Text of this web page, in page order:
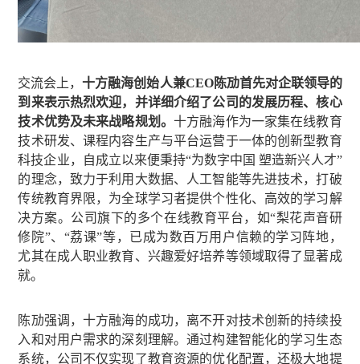
交流会上，十方融海创始人兼CEO陈劢首先对企联领导的
到来表示热烈欢迎，并详细介绍了公司的发展历程、核心
技术优势及未来战略规划。 十方融海作为一家集在线教育
技术研发、课程内容生产与平台运营于一体的创新型教育
科技企业，自成立以来便秉持“为数字中国 塑造新兴人才”
的理念，致力于利用大数据、人工智能等先进技术，打破
传统教育界限，为全球学习者提供个性化、高效的学习解
决方案。公司旗下的多个在线教育平台，如“梨花声音研
修院”、“荔课”等，已成为数百万用户信赖的学习阵地，
尤其在成人职业教育、兴趣爱好培养等领域取得了显著成
就。
陈劢强调，十方融海的成功，离不开对技术创新的持续投
入和对用户需求的深刻理解。通过构建智能化的学习生态
系统，公司不仅实现了教育资源的优化配置，还极大地提